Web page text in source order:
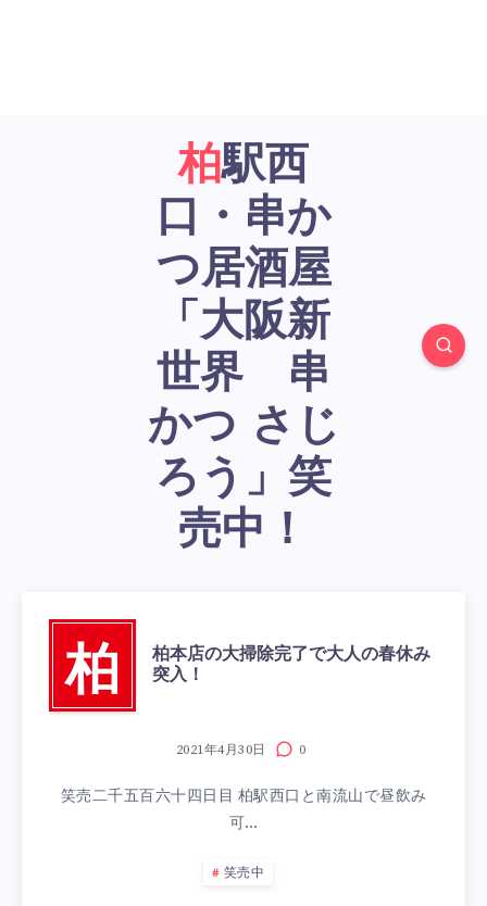
柏駅西
口・串か
つ居酒屋
「大阪新
世界 串
かつ さじ
ろう」笑
売中！
柏
柏本店の大掃除完了で大人の春休み
突入！
2021年4月30日 0
笑売二千五百六十四日目 柏駅西口と南流山で昼飲み
可…
笑売中